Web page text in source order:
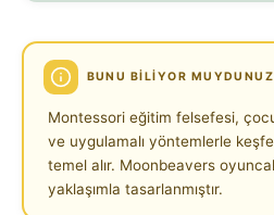
BUNU BILIYOR
Montessori eğitim felsefesi,
ve uygulamalı yöntemlerle
temel alır. Moonbeavers
yaklaşımla tasarlanmıştır.